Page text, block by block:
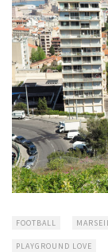
FOOTBALL
PLAYGROUND LOVE